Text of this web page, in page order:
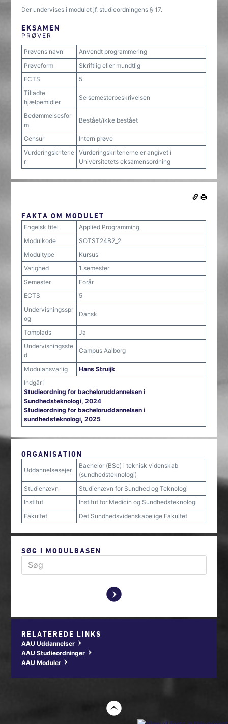
Der undervises i modulet jf. studieordningens § 17.
EKSAMEN
PRØVER
Prøvens navn
Anvendt programmering
Prøveform
Skriftlig eller mundtlig
ECTS
5
Tilladte
hjælpemidler
Se semesterbeskrivelsen
Bedømmelsesfor
m
Bestået/ikke bestået
Censur
Intern prøve
Vurderingskriterie
r
Vurderingskriterierne er angivet i
Universitetets eksamensordning
FAKTA OM MODULET
Engelsk titel
Applied Programming
Modulkode
SOTST24B2_2
Modultype
Kursus
Varighed
1 semester
Semester
Forår
ECTS
5
Undervisningsspr
og
Dansk
Tomplads
Ja
Undervisningsste
d
Campus Aalborg
Modulansvarlig
Hans Struijk
Indgår i
Studieordning for bacheloruddannelsen i
Sundhedsteknologi, 2024
Studieordning for bacheloruddannelsen i
sundhedsteknologi, 2025
ORGANISATION
Uddannelsesejer
Bachelor (BSc) i teknisk videnskab
(sundhedsteknologi)
Studienævn
Studienævn for Sundhed og Teknologi
Institut
Institut for Medicin og Sundhedsteknologi
Fakultet
Det Sundhedsvidenskabelige Fakultet
SØG I MODULBASEN
y
RELATEREDE LINKS
AAU Uddannelser w
AAU Studieordninger w
AAU Moduler w
t